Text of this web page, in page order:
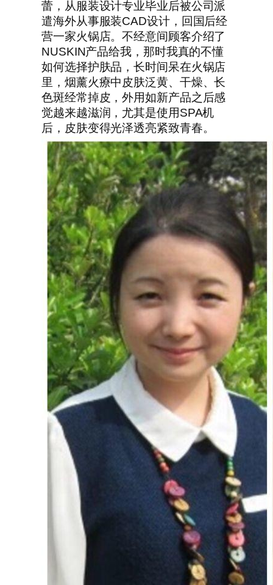
蕾，从服装设计专业毕业后被公司派
遣海外从事服装CAD设计，回国后经
营一家火锅店。不经意间顾客介绍了
NUSKIN产品给我，那时我真的不懂
如何选择护肤品，长时间呆在火锅店
里，烟薰火療中皮肤泛黄、干燥、长
色斑经常掉皮，外用如新产品之后感
觉越来越滋润，尤其是使用SPA机
后，皮肤变得光泽透亮紧致青春。